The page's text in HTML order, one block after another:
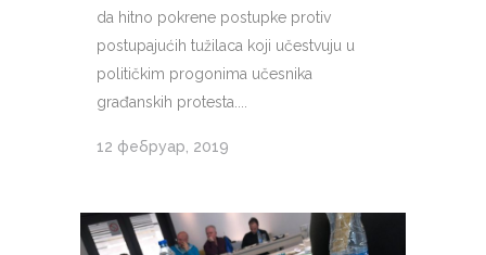
da hitno pokrene postupke protiv
postupajućih tužilaca koji učestvuju u
političkim progonima učesnika
građanskih protesta....
12 фебруар, 2019